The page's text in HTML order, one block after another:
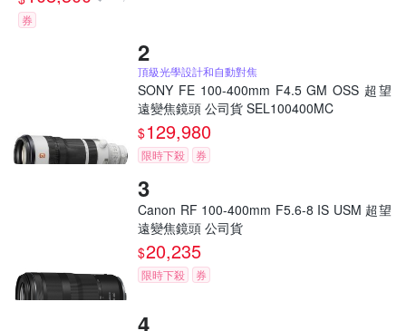
券
頂級光學設計和自動對焦
SONY FE 100-400mm F4.5 GM OSS 超望
遠變焦鏡頭 公司貨 SEL100400MC
$129,980
限時下殺 券
Canon RF 100-400mm F5.6-8 IS USM 超望
遠變焦鏡頭 公司貨
$20,235
限時下殺 券